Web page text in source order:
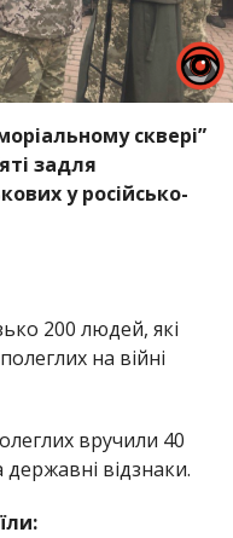
сквері”
задля
у російсько-
200 людей, які
на війні
вручили 40
державні відзнаки.